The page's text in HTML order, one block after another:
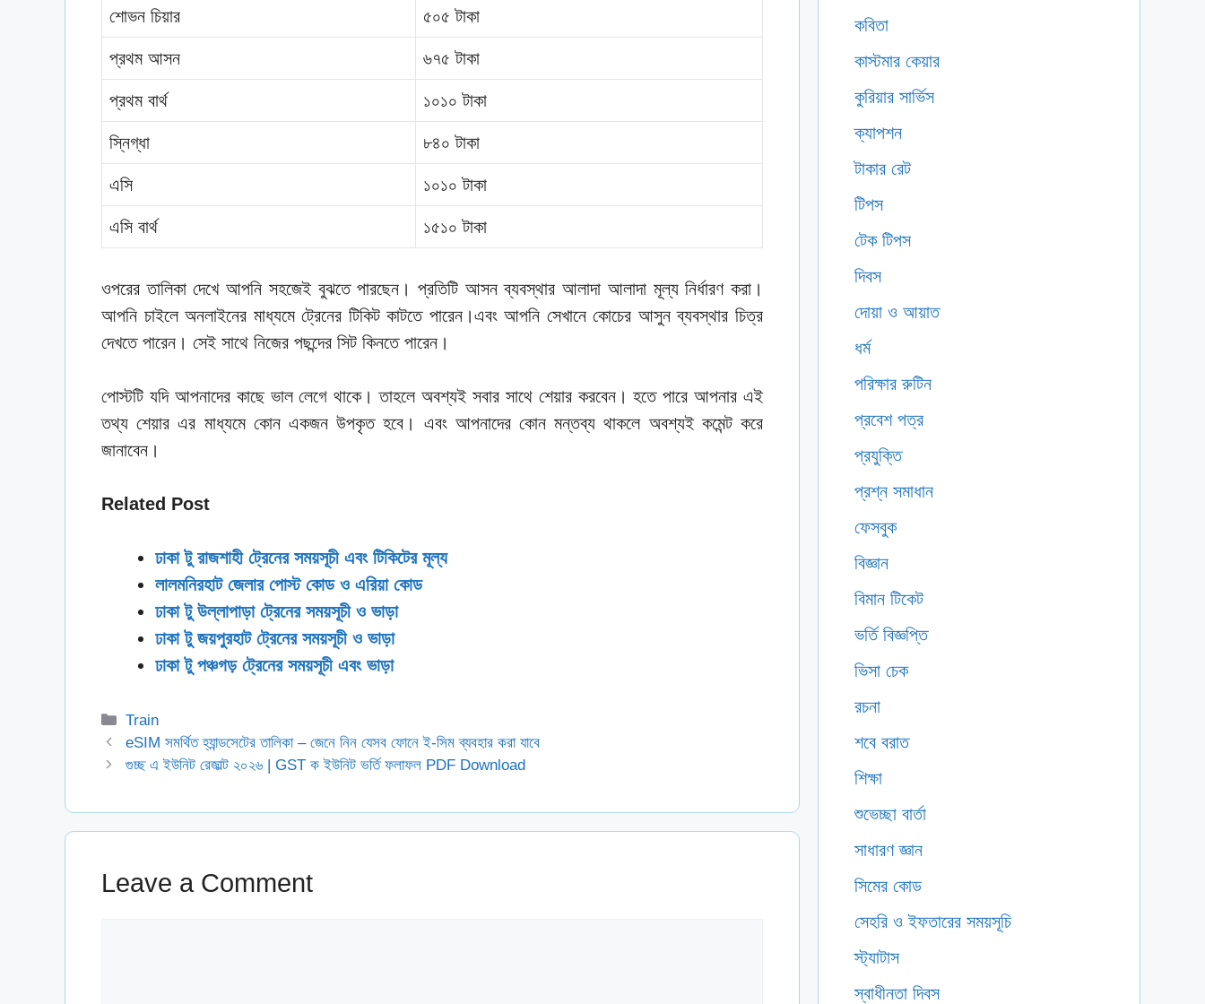
শোভন চিয়ার ৫০৫ টাকা
প্রথম আসন ৬৭৫ টাকা
প্রথম বার্থ ১০১০ টাকা
স্নিগ্ধা ৮৪০ টাকা
এসি ১০১০ টাকা
এসি বার্থ ১৫১০ টাকা
ওপরের তালিকা দেখে আপনি সহজেই বুঝতে পারছেন। প্রতিটি আসন ব্যবস্থার আলাদা আলাদা মূল্য নির্ধারণ করা।
আপনি চাইলে অনলাইনের মাধ্যমে ট্রেনের টিকিট কাটতে পারেন।এবং আপনি সেখানে কোচের আসুন ব্যবস্থার চিত্র
দেখতে পারেন। সেই সাথে নিজের পছন্দের সিট কিনতে পারেন।
পোস্টটি যদি আপনাদের কাছে ভাল লেগে থাকে। তাহলে অবশ্যই সবার সাথে শেয়ার করবেন। হতে পারে আপনার এই
তথ্য শেয়ার এর মাধ্যমে কোন একজন উপকৃত হবে। এবং আপনাদের কোন মন্তব্য থাকলে অবশ্যই কমেন্ট করে
জানাবেন।
Related Post
ঢাকা টু রাজশাহী ট্রেনের সময়সূচী এবং টিকিটের মূল্য
লালমনিরহাট জেলার পোস্ট কোড ও এরিয়া কোড
ঢাকা টু উল্লাপাড়া ট্রেনের সময়সূচী ও ভাড়া
ঢাকা টু জয়পুরহাট ট্রেনের সময়সূচী ও ভাড়া
ঢাকা টু পঞ্চগড় ট্রেনের সময়সূচী এবং ভাড়া
Categories
Train
eSIM সমর্থিত হ্যান্ডসেটের তালিকা – জেনে নিন যেসব ফোনে ই-সিম ব্যবহার করা যাবে
গুচ্ছ এ ইউনিট রেজাল্ট ২০২৬ | GST ক ইউনিট ভর্তি ফলাফল PDF Download
Leave a Comment
কবিতা
কাস্টমার কেয়ার
কুরিয়ার সার্ভিস
ক্যাপশন
টাকার রেট
টিপস
টেক টিপস
দিবস
দোয়া ও আয়াত
ধর্ম
পরিক্ষার রুটিন
প্রবেশ পত্র
প্রযুক্তি
প্রশ্ন সমাধান
ফেসবুক
বিজ্ঞান
বিমান টিকেট
ভর্তি বিজ্ঞপ্তি
ভিসা চেক
রচনা
শবে বরাত
শিক্ষা
শুভেচ্ছা বার্তা
সাধারণ জ্ঞান
সিমের কোড
সেহরি ও ইফতারের সময়সূচি
স্ট্যাটাস
স্বাধীনতা দিবস